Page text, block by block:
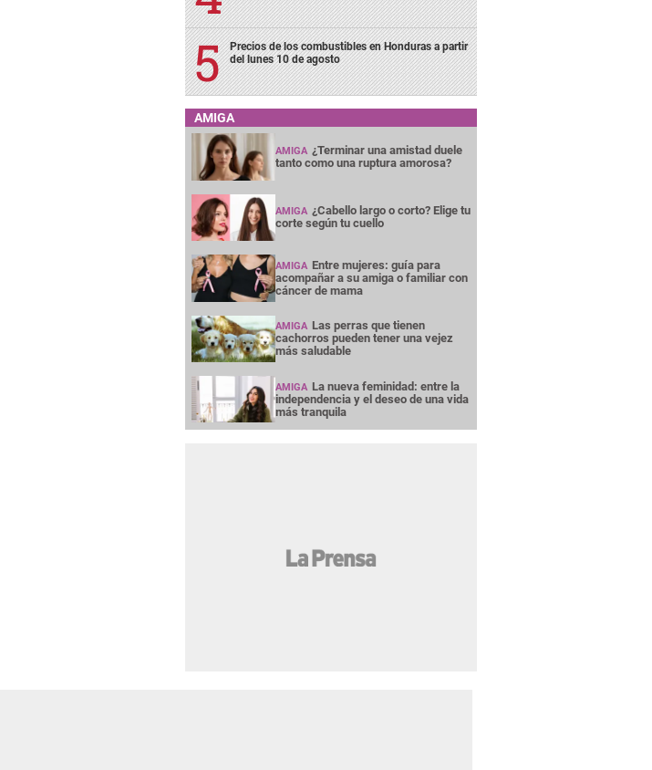
Precios de los combustibles en Honduras a partir
del lunes 10 de agosto
AMIGA
AMIGA ¿Terminar una amistad duele
tanto como una ruptura amorosa?
AMIGA ¿Cabello largo o corto? Elige tu
corte según tu cuello
AMIGA Entre mujeres: guía para
acompañar a su amiga o familiar con
cáncer de mama
AMIGA Las perras que tienen
cachorros pueden tener una vejez
más saludable
AMIGA La nueva feminidad: entre la
independencia y el deseo de una vida
más tranquila